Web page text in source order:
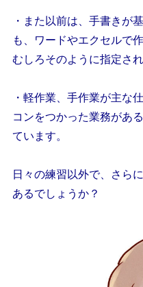
・また以前は、手書きが
も、ワードやエクセルで
むしろそのように指定さ
・軽作業、手作業が主な
コンをつかった業務があ
ています。
日々の練習以外で、さら
あるでしょうか？